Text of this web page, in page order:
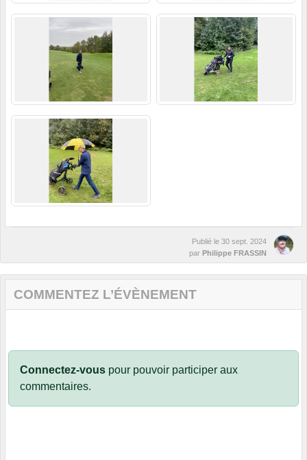
Publié le 30 sept. 2024
par Philippe FRASSIN
COMMENTEZ L’ÉVÈNEMENT
Connectez-vous pour pouvoir participer aux
commentaires.